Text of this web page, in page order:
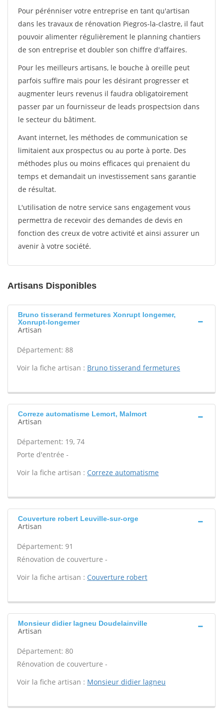
Pour pérénniser votre entreprise en tant qu'artisan
dans les travaux de rénovation Piegros-la-clastre, il faut
pouvoir alimenter régulièrement le planning chantiers
de son entreprise et doubler son chiffre d'affaires.
Pour les meilleurs artisans, le bouche à oreille peut
parfois suffire mais pour les désirant progresser et
augmenter leurs revenus il faudra obligatoirement
passer par un fournisseur de leads prospectsion dans
le secteur du bâtiment.
Avant internet, les méthodes de communication se
limitaient aux prospectus ou au porte à porte. Des
méthodes plus ou moins efficaces qui prenaient du
temps et demandait un investissement sans garantie
de résultat.
L'utilisation de notre service sans engagement vous
permettra de recevoir des demandes de devis en
fonction des creux de votre activité et ainsi assurer un
avenir à votre société.
Artisans Disponibles
Bruno tisserand fermetures Xonrupt longemer,
Xonrupt-longemer
Artisan
Département: 88
Voir la fiche artisan : Bruno tisserand fermetures
Correze automatisme Lemort, Malmort
Artisan
Département: 19, 74
Porte d'entrée -
Voir la fiche artisan : Correze automatisme
Couverture robert Leuville-sur-orge
Artisan
Département: 91
Rénovation de couverture -
Voir la fiche artisan : Couverture robert
Monsieur didier lagneu Doudelainville
Artisan
Département: 80
Rénovation de couverture -
Voir la fiche artisan : Monsieur didier lagneu